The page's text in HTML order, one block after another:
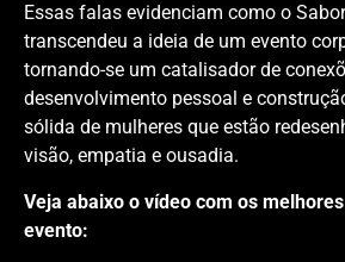
Essas falas evidenciam como o
transcendeu a ideia de um evento
tornando-se um catalisador de
desenvolvimento pessoal e
sólida de mulheres que estão
visão, empatia e ousadia.
Veja abaixo o vídeo com os
evento: